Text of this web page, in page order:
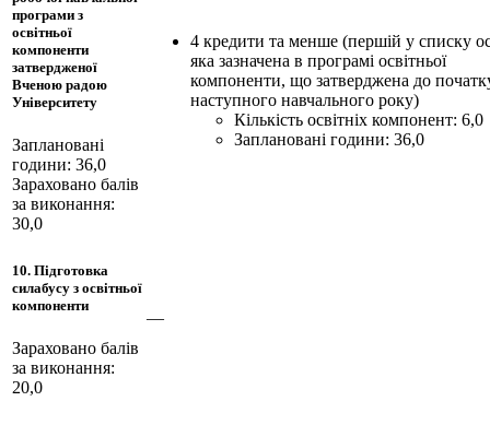
програми з
освітньої
компоненти
затвердженої
Вченою радою
Університету
Заплановані
години: 36,0
Зараховано балів
за виконання:
30,0
4 кредити та менше (першій у списку
яка зазначена в програмі освітньої
компоненти, що затверджена до
наступного навчального року)
Кількість освітніх компонент: 6,0
Заплановані години: 36,0
10. Підготовка
силабусу з освітньої
компоненти
Зараховано балів
за виконання:
20,0
—